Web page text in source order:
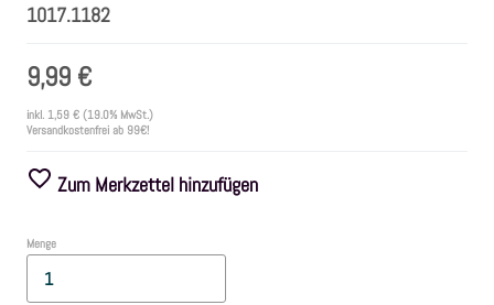
Zubehör
Maritim/Sommer
1017.1182
9,99 €
inkl. 1,59 € (19.0% MwSt.)
Versandkostenfrei ab 99€!
Zum Merkzettel hinzufügen
Menge